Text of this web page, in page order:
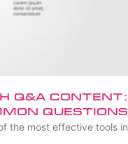
Q&A Content:
Questions
the most effective tools in